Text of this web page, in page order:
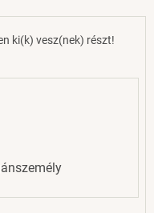
ki(k) vesz(nek) részt!